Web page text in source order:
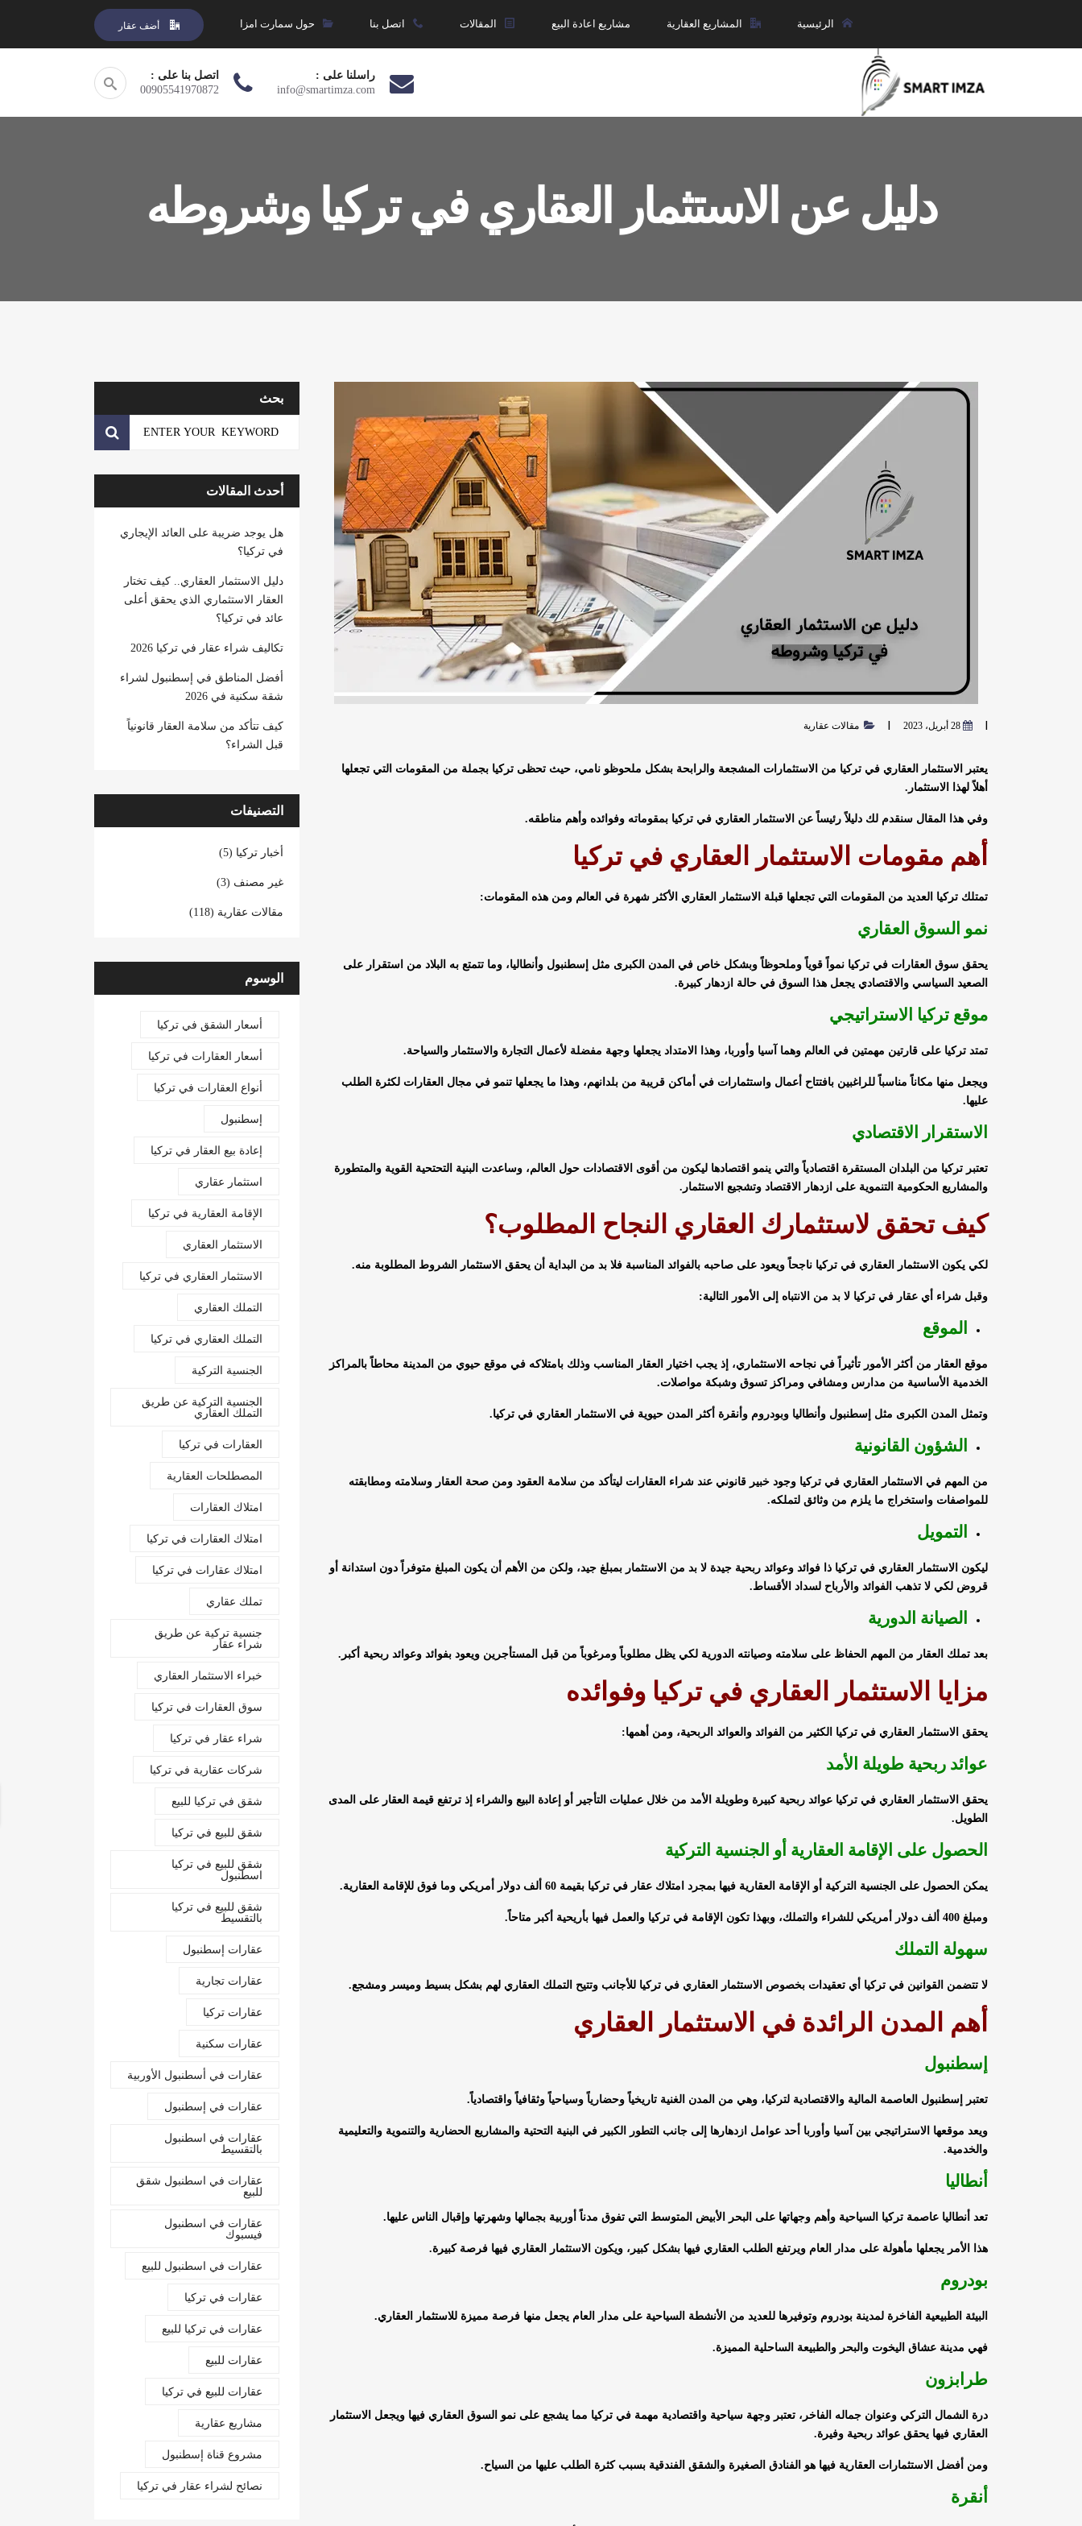
الرئيسية المشاريع العقارية مشاريع اعادة البيع المقالات اتصل بنا حول سمارت امزا أضف عقار
راسلنا على :
info@smartimza.com
اتصل بنا على :
00905541970872
دليل عن الاستثمار العقاري في تركيا وشروطه
28 أبريل، 2023 مقالات عقارية
يعتبر الاستثمار العقاري في تركيا من الاستثمارات المشجعة والرابحة بشكل ملحوظو نامي، حيث تحظى تركيا بجملة من المقومات التي تجعلها
أهلاً لهذا الاستثمار.
وفي هذا المقال سنقدم لك دليلاً رئيساً عن الاستثمار العقاري في تركيا بمقوماته وفوائده وأهم مناطقه.
أهم مقومات الاستثمار العقاري في تركيا
تمتلك تركيا العديد من المقومات التي تجعلها قبلة الاستثمار العقاري الأكثر شهرة في العالم ومن هذه المقومات:
نمو السوق العقاري
يحقق سوق العقارات في تركيا نمواً قوياً وملحوظاً وبشكل خاص في المدن الكبرى مثل إسطنبول وأنطاليا، وما تتمتع به البلاد من استقرار على
الصعيد السياسي والاقتصادي يجعل هذا السوق في حالة ازدهار كبيرة.
موقع تركيا الاستراتيجي
تمتد تركيا على قارتين مهمتين في العالم وهما آسيا وأوربا، وهذا الامتداد يجعلها وجهة مفضلة لأعمال التجارة والاستثمار والسياحة.
ويجعل منها مكاناً مناسباً للراغبين بافتتاح أعمال واستثمارات في أماكن قريبة من بلدانهم، وهذا ما يجعلها تنمو في مجال العقارات لكثرة الطلب
عليها.
الاستقرار الاقتصادي
تعتبر تركيا من البلدان المستقرة اقتصادياً والتي ينمو اقتصادها ليكون من أقوى الاقتصادات حول العالم، وساعدت البنية التحتحية القوية والمتطورة
والمشاريع الحكومية التنموية على ازدهار الاقتصاد وتشجيع الاستثمار.
كيف تحقق لاستثمارك العقاري النجاح المطلوب؟
لكي يكون الاستثمار العقاري في تركيا ناجحاً ويعود على صاحبه بالفوائد المناسبة فلا بد من البداية أن يحقق الاستثمار الشروط المطلوبة منه.
وقبل شراء أي عقار في تركيا لا بد من الانتباه إلى الأمور التالية:
الموقع
موقع العقار من أكثر الأمور تأثيراً في نجاحه الاستثماري، إذ يجب اختيار العقار المناسب وذلك بامتلاكه في موقع حيوي من المدينة محاطاً بالمراكز
الخدمية الأساسية من مدارس ومشافي ومراكز تسوق وشبكة مواصلات.
وتمثل المدن الكبرى مثل إسطنبول وأنطاليا وبودروم وأنقرة أكثر المدن حيوية في الاستثمار العقاري في تركيا.
الشؤون القانونية
من المهم في الاستثمار العقاري في تركيا وجود خبير قانوني عند شراء العقارات ليتأكد من سلامة العقود ومن صحة العقار وسلامته ومطابقته
للمواصفات واستخراج ما يلزم من وثائق لتملكه.
التمويل
ليكون الاستثمار العقاري في تركيا ذا فوائد وعوائد ربحية جيدة لا بد من الاستثمار بمبلغ جيد، ولكن من الأهم أن يكون المبلغ متوفراً دون استدانة أو
قروض لكي لا تذهب الفوائد والأرباح لسداد الأقساط.
الصيانة الدورية
بعد تملك العقار من المهم الحفاظ على سلامته وصيانته الدورية لكي يظل مطلوباً ومرغوباً من قبل المستأجرين ويعود بفوائد وعوائد ربحية أكبر.
مزايا الاستثمار العقاري في تركيا وفوائده
يحقق الاستثمار العقاري في تركيا الكثير من الفوائد والعوائد الربحية، ومن أهمها:
عوائد ربحية طويلة الأمد
يحقق الاستثمار العقاري في تركيا عوائد ربحية كبيرة وطويلة الأمد من خلال عمليات التأجير أو إعادة البيع والشراء إذ ترتفع قيمة العقار على المدى
الطويل.
الحصول على الإقامة العقارية أو الجنسية التركية
يمكن الحصول على الجنسية التركية أو الإقامة العقارية فيها بمجرد امتلاك عقار في تركيا بقيمة 60 ألف دولار أمريكي وما فوق للإقامة العقارية.
ومبلغ 400 ألف دولار أمريكي للشراء والتملك، وبهذا تكون الإقامة في تركيا والعمل فيها بأريحية أكبر متاحاً.
سهولة التملك
لا تتضمن القوانين في تركيا أي تعقيدات بخصوص الاستثمار العقاري في تركيا للأجانب وتتيح التملك العقاري لهم بشكل بسيط وميسر ومشجع.
أهم المدن الرائدة في الاستثمار العقاري
إسطنبول
تعتبر إسطنبول العاصمة المالية والاقتصادية لتركيا، وهي من المدن الغنية تاريخياً وحضارياً وسياحياً وثقافياً واقتصادياً.
ويعد موقعها الاستراتيجي بين آسيا وأوربا أحد عوامل ازدهارها إلى جانب التطور الكبير في البنية التحتية والمشاريع الحضارية والتنموية والتعليمية
والخدمية.
أنطاليا
تعد أنطاليا عاصمة تركيا السياحية وأهم وجهاتها على البحر الأبيض المتوسط التي تفوق مدناً أوربية بجمالها وشهرتها وإقبال الناس عليها.
هذا الأمر يجعلها مأهولة على مدار العام ويرتفع الطلب العقاري فيها بشكل كبير، ويكون الاستثمار العقاري فيها فرصة كبيرة.
بودروم
البيئة الطبيعية الفاخرة لمدينة بودروم وتوفيرها للعديد من الأنشطة السياحية على مدار العام يجعل منها فرصة مميزة للاستثمار العقاري.
فهي مدينة عشاق اليخوت والبحر والطبيعة الساحلية المميزة.
طرابزون
درة الشمال التركي وعنوان جماله الفاخر، تعتبر وجهة سياحية واقتصادية مهمة في تركيا مما يشجع على نمو السوق العقاري فيها ويجعل الاستثمار
العقاري فيها يحقق عوائد ربحية وفيرة.
ومن أفضل الاستثمارات العقارية فيها هو الفنادق الصغيرة والشقق الفندقية بسبب كثرة الطلب عليها من السياح.
أنقرة
بحث
أحدث المقالات
هل يوجد ضريبة على العائد الإيجاري
في تركيا؟
دليل الاستثمار العقاري.. كيف تختار
العقار الاستثماري الذي يحقق أعلى
عائد في تركيا؟
تكاليف شراء عقار في تركيا 2026
أفضل المناطق في إسطنبول لشراء
شقة سكنية في 2026
كيف تتأكد من سلامة العقار قانونياً
قبل الشراء؟
التصنيفات
أخبار تركيا (5)
غير مصنف (3)
مقالات عقارية (118)
الوسوم
أسعار الشقق في تركيا
أسعار العقارات في تركيا
أنواع العقارات في تركيا
إسطنبول
إعادة بيع العقار في تركيا
استثمار عقاري
الإقامة العقارية في تركيا
الاستثمار العقاري
الاستثمار العقاري في تركيا
التملك العقاري
التملك العقاري في تركيا
الجنسية التركية
الجنسية التركية عن طريق
التملك العقاري
العقارات في تركيا
المصطلحات العقارية
امتلاك العقارات
امتلاك العقارات في تركيا
امتلاك عقارات في تركيا
تملك عقاري
جنسية تركية عن طريق
شراء عقار
خبراء الاستثمار العقاري
سوق العقارات في تركيا
شراء عقار في تركيا
شركات عقارية في تركيا
شقق في تركيا للبيع
شقق للبيع في تركيا
شقق للبيع في تركيا
اسطنبول
شقق للبيع في تركيا
بالتقسيط
عقارات إسطنبول
عقارات تجارية
عقارات تركيا
عقارات سكنية
عقارات في أسطنبول الأوربية
عقارات في إسطنبول
عقارات في اسطنبول
بالتقسيط
عقارات في اسطنبول شقق
للبيع
عقارات في اسطنبول
فيسبوك
عقارات في اسطنبول للبيع
عقارات في تركيا
عقارات في تركيا للبيع
عقارات للبيع
عقارات للبيع في تركيا
مشاريع عقارية
مشروع قناة إسطنبول
نصائح لشراء عقار في تركيا